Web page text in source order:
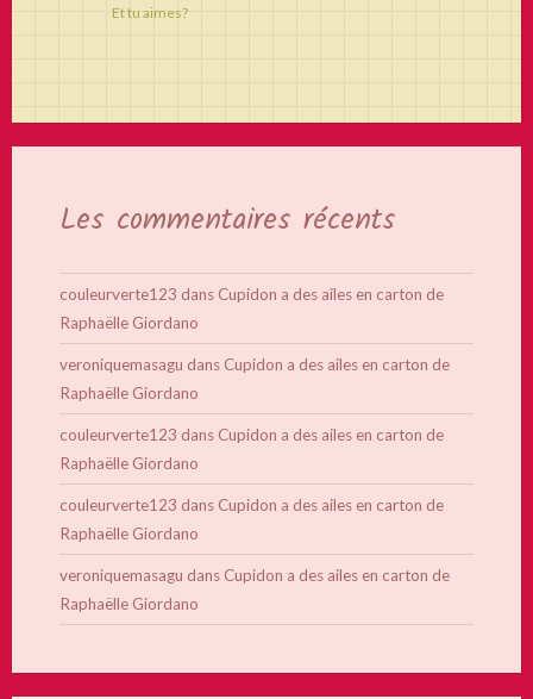
Et tu aimes?
Les commentaires récents
couleurverte123 dans Cupidon a des ailes en carton de
Raphaëlle Giordano
veroniquemasagu dans Cupidon a des ailes en carton de
Raphaëlle Giordano
couleurverte123 dans Cupidon a des ailes en carton de
Raphaëlle Giordano
couleurverte123 dans Cupidon a des ailes en carton de
Raphaëlle Giordano
veroniquemasagu dans Cupidon a des ailes en carton de
Raphaëlle Giordano